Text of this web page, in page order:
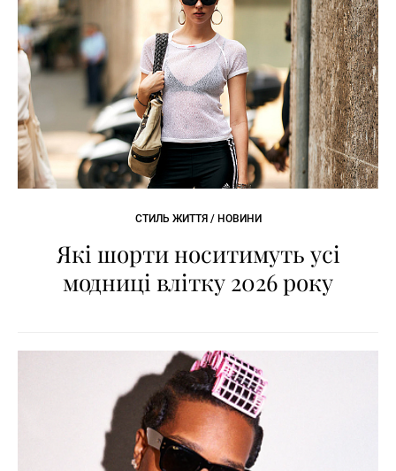
СТИЛЬ ЖИТТЯ / НОВИНИ
Які шорти носитимуть усі
модниці влітку 2026 року